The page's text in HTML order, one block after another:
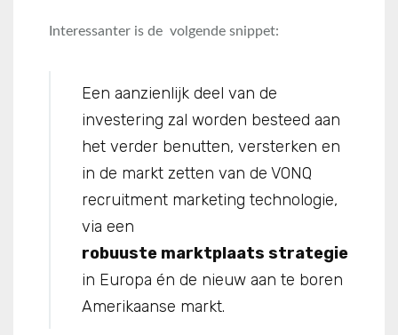
Interessanter is de volgende snippet:
Een aanzienlijk deel van de
investering zal worden besteed aan
het verder benutten, versterken en
in de markt zetten van de VONQ
recruitment marketing technologie,
via een
robuuste marktplaats strategie
in Europa én de nieuw aan te boren
Amerikaanse markt.